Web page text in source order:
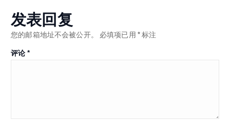
发表回复
您的邮箱地址不会被公开。 必填项已用*标注
评论*